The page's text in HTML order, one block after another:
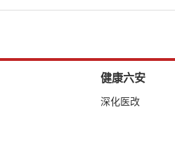
健康六安
深化医改